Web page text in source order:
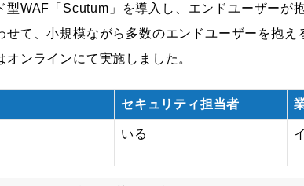
型WAF「Scutum」を導入し、エンドユーザー
せて、小規模ながら多数のエンドユーザーを抱え
ンラインにて実施しました。
セキュリティ担当者
いる